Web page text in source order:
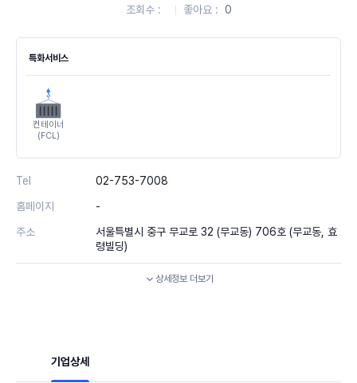
조회수 좋아요 0
특화서비스
컨테이너
(FCL)
Tel
02-753-7008
홈페이지
-
주소
서울특별시 중구 무교로 32 (무교동) 706호 (무교동, 효
령빌딩)
상세정보 더보기
기업상세